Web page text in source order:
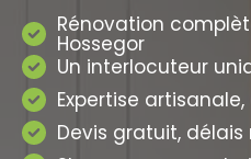
Rénovation
Hossegor
Un interlocuteur
Expertise
Devis gratuit, délais